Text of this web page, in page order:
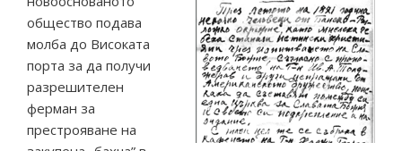
общество подава
молба до Високата
порта за да получи
разрешителен
ферман за
престрояване на